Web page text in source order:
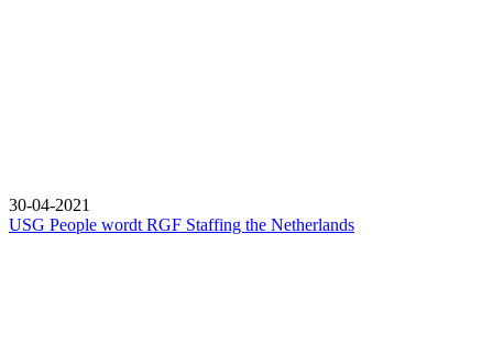
30-04-2021
USG People wordt RGF Staffing the Netherlands